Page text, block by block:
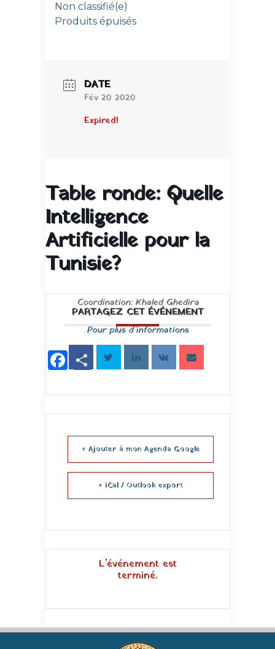
Non classifié(e)
Produits épuisés
DATE
Fév 20 2020
Expired!
Table ronde: Quelle
Intelligence
Artificielle pour la
Tunisie?
Coordination: Khaled Ghedira
Pour plus d’informations
Facebook
Partager
PARTAGEZ CET ÉVÉNEMENT
+ Ajouter à mon Agenda Google
+ iCal / Outlook export
L'événement est
terminé.